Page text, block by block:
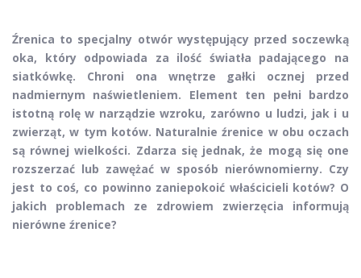
Źrenica to specjalny otwór występujący przed soczewką
oka, który odpowiada za ilość światła padającego na
siatkówkę. Chroni ona wnętrze gałki ocznej przed
nadmiernym naświetleniem. Element ten pełni bardzo
istotną rolę w narządzie wzroku, zarówno u ludzi, jak i u
zwierząt, w tym kotów. Naturalnie źrenice w obu oczach
są równej wielkości. Zdarza się jednak, że mogą się one
rozszerzać lub zawężać w sposób nierównomierny. Czy
jest to coś, co powinno zaniepokoić właścicieli kotów? O
jakich problemach ze zdrowiem zwierzęcia informują
nierówne źrenice?